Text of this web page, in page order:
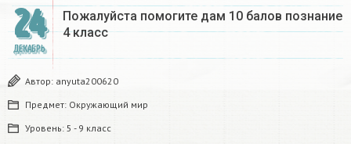
24
ДЕКАБРЬ
Пожалуйста помогите дам 10 балов познание
4 класс​
Автор: anyuta200620
Предмет: Окружающий мир
Уровень: 5 - 9 класс